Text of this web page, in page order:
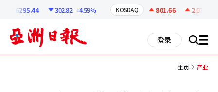
6295.44 302.82 -4.59% KOSDAQ 801.66 2.07
登录 搜 all
主页 产业